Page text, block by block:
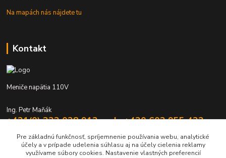
Na mapách nás nájdete tu
Kontakt
Meniče napätia 110V
Ing. Petr Maňák
+421(0) 332 028 912 mob. +420 603 955 422
elektromanak@volny.cz
Pre základnú funkčnosť, spríjemnenie používania webu, analytické
účely a v prípade udelenia súhlasu aj na účely cielenia reklamy
využívame súbory cookies. Nastavenie vlastných preferencií